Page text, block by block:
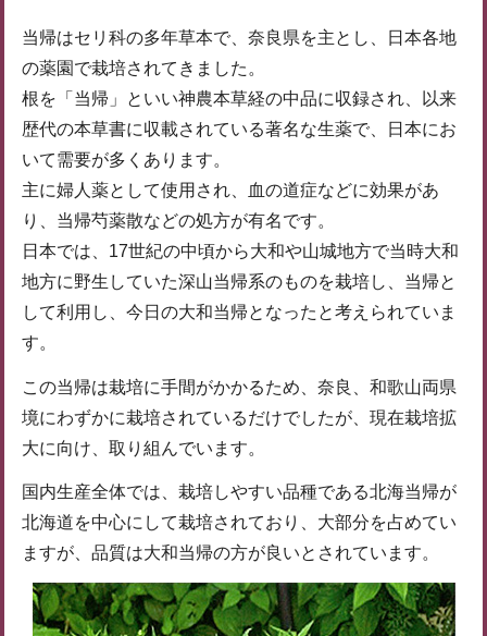
当帰はセリ科の多年草本で、奈良県を主とし、日本各地
の薬園で栽培されてきました。
根を「当帰」といい神農本草経の中品に収録され、以来
歴代の本草書に収載されている著名な生薬で、日本にお
いて需要が多くあります。
主に婦人薬として使用され、血の道症などに効果があ
り、当帰芍薬散などの処方が有名です。
日本では、17世紀の中頃から大和や山城地方で当時大和
地方に野生していた深山当帰系のものを栽培し、当帰と
して利用し、今日の大和当帰となったと考えられていま
す。
この当帰は栽培に手間がかかるため、奈良、和歌山両県
境にわずかに栽培されているだけでしたが、現在栽培拡
大に向け、取り組んでいます。
国内生産全体では、栽培しやすい品種である北海当帰が
北海道を中心にして栽培されており、大部分を占めてい
ますが、品質は大和当帰の方が良いとされています。